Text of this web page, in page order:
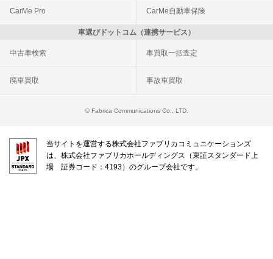
CarMe Pro CarMe自動車保険
車選びドットコム（連携サービス）
中古車検索 車買取一括査定
廃車買取 事故車買取
© Fabrica Communications Co., LTD.
当サイトを運営する株式会社ファブリカコミュニケーションズ
は、株式会社ファブリカホールディングス（東証スタンダード上
場 証券コード：4193）のグループ会社です。